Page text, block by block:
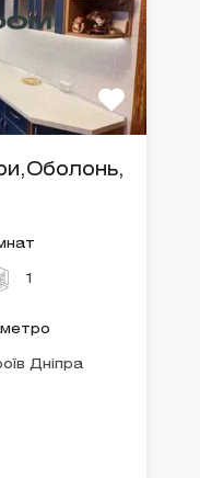
1
метро
Дніпра